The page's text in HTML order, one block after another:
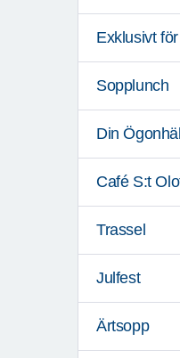
Exklusivt
Sopplunch
Din
Café S:t
Trassel
Julfest
Ärtsopp